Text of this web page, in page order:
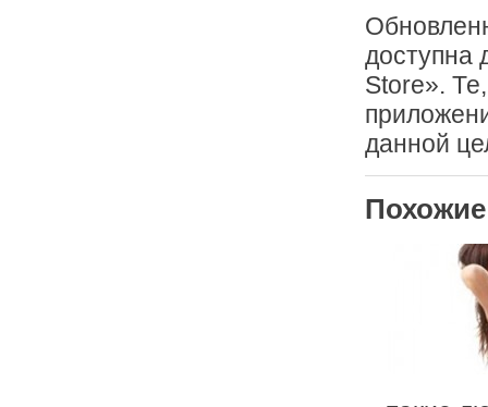
доступна
Store».
данной